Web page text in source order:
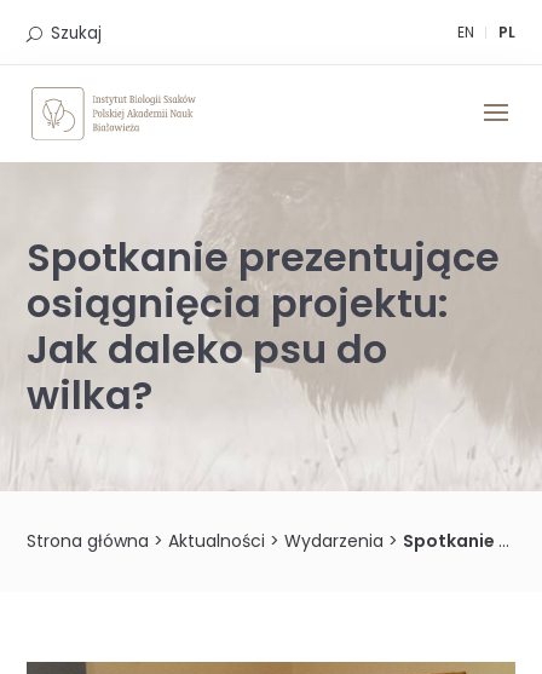
EN PL
Szukaj
Spotkanie prezentujące
osiągnięcia projektu:
Jak daleko psu do
wilka?
Strona główna >Aktualności >Wydarzenia > Spotkanie prezentujące osiągnięcia projektu: Jak daleko psu do wilka?